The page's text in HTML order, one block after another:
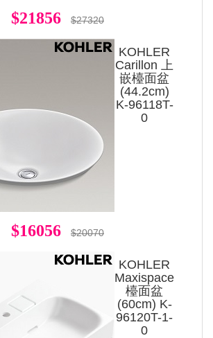
$21856 $27320
KOHLER
Carillon 上
嵌檯面盆
(44.2cm)
K-96118T-
0
$16056 $20070
KOHLER
Maxispace
檯面盆
(60cm) K-
96120T-1-
0